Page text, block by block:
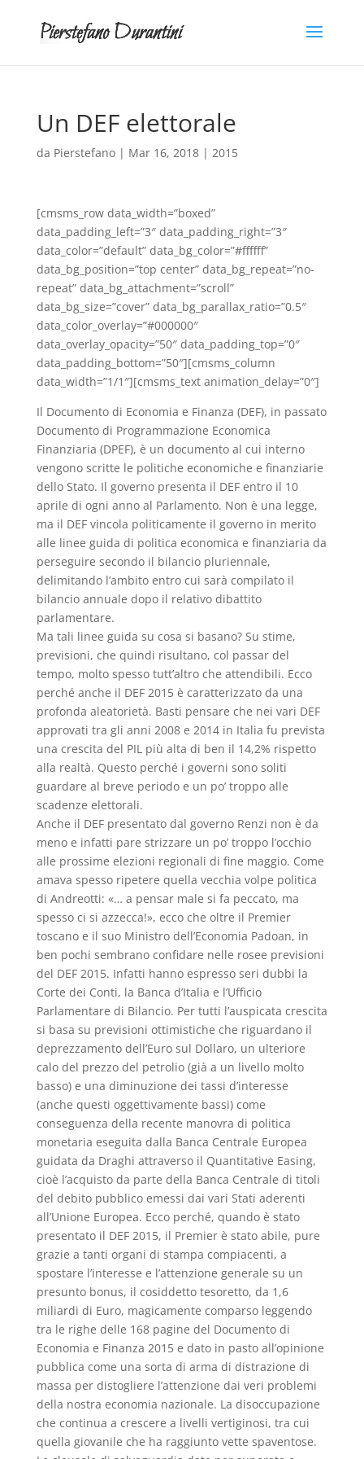
Un DEF elettorale
da Pierstefano| Mar 16, 2018| 2015
[cmsms_row data_width=”boxed”
data_padding_left=”3″ data_padding_right=”3″
data_color=”default” data_bg_color=”#ffffff”
data_bg_position=”top center” data_bg_repeat=”no-
repeat” data_bg_attachment=”scroll”
data_bg_size=”cover” data_bg_parallax_ratio=”0.5″
data_color_overlay=”#000000″
data_overlay_opacity=”50″ data_padding_top=”0″
data_padding_bottom=”50″][cmsms_column
data_width=”1/1″][cmsms_text animation_delay=”0″]
Il Documento di Economia e Finanza (DEF), in passato
Documento di Programmazione Economica
Finanziaria (DPEF), è un documento al cui interno
vengono scritte le politiche economiche e finanziarie
dello Stato. Il governo presenta il DEF entro il 10
aprile di ogni anno al Parlamento. Non è una legge,
ma il DEF vincola politicamente il governo in merito
alle linee guida di politica economica e finanziaria da
perseguire secondo il bilancio pluriennale,
delimitando l’ambito entro cui sarà compilato il
bilancio annuale dopo il relativo dibattito
parlamentare.
Ma tali linee guida su cosa si basano? Su stime,
previsioni, che quindi risultano, col passar del
tempo, molto spesso tutt’altro che attendibili. Ecco
perché anche il DEF 2015 è caratterizzato da una
profonda aleatorietà. Basti pensare che nei vari DEF
approvati tra gli anni 2008 e 2014 in Italia fu prevista
una crescita del PIL più alta di ben il 14,2% rispetto
alla realtà. Questo perché i governi sono soliti
guardare al breve periodo e un po’ troppo alle
scadenze elettorali.
Anche il DEF presentato dal governo Renzi non è da
meno e infatti pare strizzare un po’ troppo l’occhio
alle prossime elezioni regionali di fine maggio. Come
amava spesso ripetere quella vecchia volpe politica
di Andreotti: «… a pensar male si fa peccato, ma
spesso ci si azzecca!», ecco che oltre il Premier
toscano e il suo Ministro dell’Economia Padoan, in
ben pochi sembrano confidare nelle rosee previsioni
del DEF 2015. Infatti hanno espresso seri dubbi la
Corte dei Conti, la Banca d’Italia e l’Ufficio
Parlamentare di Bilancio. Per tutti l’auspicata crescita
si basa su previsioni ottimistiche che riguardano il
deprezzamento dell’Euro sul Dollaro, un ulteriore
calo del prezzo del petrolio (già a un livello molto
basso) e una diminuzione dei tassi d’interesse
(anche questi oggettivamente bassi) come
conseguenza della recente manovra di politica
monetaria eseguita dalla Banca Centrale Europea
guidata da Draghi attraverso il Quantitative Easing,
cioè l’acquisto da parte della Banca Centrale di titoli
del debito pubblico emessi dai vari Stati aderenti
all’Unione Europea. Ecco perché, quando è stato
presentato il DEF 2015, il Premier è stato abile, pure
grazie a tanti organi di stampa compiacenti, a
spostare l’interesse e l’attenzione generale su un
presunto bonus, il cosiddetto tesoretto, da 1,6
miliardi di Euro, magicamente comparso leggendo
tra le righe delle 168 pagine del Documento di
Economia e Finanza 2015 e dato in pasto all’opinione
pubblica come una sorta di arma di distrazione di
massa per distogliere l’attenzione dai veri problemi
della nostra economia nazionale. La disoccupazione
che continua a crescere a livelli vertiginosi, tra cui
quella giovanile che ha raggiunto vette spaventose.